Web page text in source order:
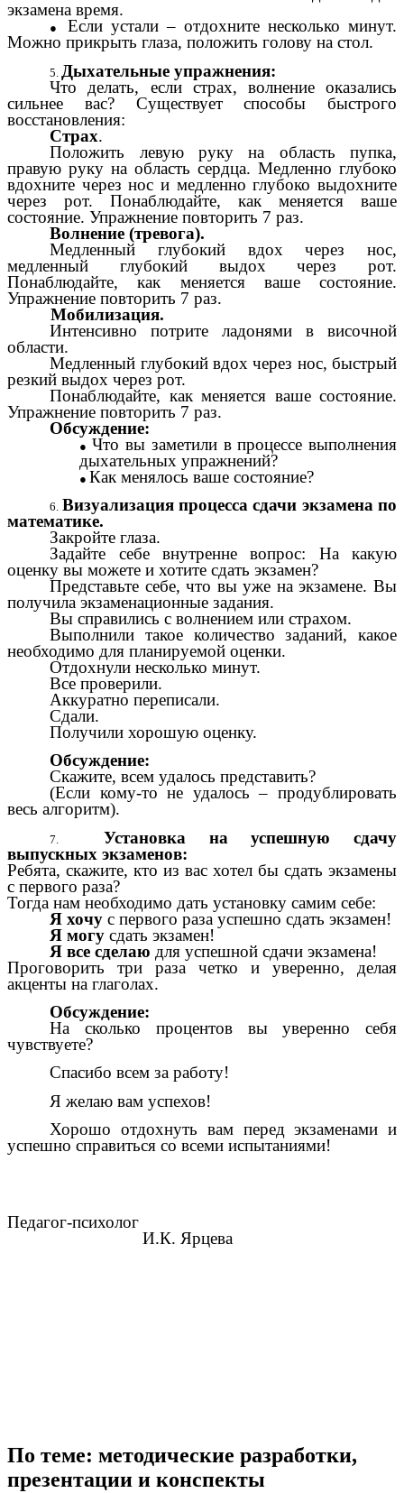
экзамена время.
Если устали – отдохните несколько минут.
Можно прикрыть глаза, положить голову на стол.
Дыхательные упражнения:
Что делать, если страх, волнение оказались
сильнее вас? Существует способы быстрого
восстановления:
Страх.
Положить левую руку на область пупка,
правую руку на область сердца. Медленно глубоко
вдохните через нос и медленно глубоко выдохните
через рот. Понаблюдайте, как меняется ваше
состояние. Упражнение повторить 7 раз.
Волнение (тревога).
Медленный глубокий вдох через нос,
медленный глубокий выдох через рот.
Понаблюдайте, как меняется ваше состояние.
Упражнение повторить 7 раз.
Мобилизация.
Интенсивно потрите ладонями в височной
области.
Медленный глубокий вдох через нос, быстрый
резкий выдох через рот.
Понаблюдайте, как меняется ваше состояние.
Упражнение повторить 7 раз.
Обсуждение:
Что вы заметили в процессе выполнения
дыхательных упражнений?
Как менялось ваше состояние?
Визуализация процесса сдачи экзамена по
математике.
Закройте глаза.
Задайте себе внутренне вопрос: На какую
оценку вы можете и хотите сдать экзамен?
Представьте себе, что вы уже на экзамене. Вы
получила экзаменационные задания.
Вы справились с волнением или страхом.
Выполнили такое количество заданий, какое
необходимо для планируемой оценки.
Отдохнули несколько минут.
Все проверили.
Аккуратно переписали.
Сдали.
Получили хорошую оценку.
Обсуждение:
Скажите, всем удалось представить?
(Если кому-то не удалось – продублировать
весь алгоритм).
Установка на успешную сдачу
выпускных экзаменов:
Ребята, скажите, кто из вас хотел бы сдать экзамены
с первого раза?
Тогда нам необходимо дать установку самим себе:
Я хочу с первого раза успешно сдать экзамен!
Я могу сдать экзамен!
Я все сделаю для успешной сдачи экзамена!
Проговорить три раза четко и уверенно, делая
акценты на глаголах.
Обсуждение:
На сколько процентов вы уверенно себя
чувствуете?
Спасибо всем за работу!
Я желаю вам успехов!
Хорошо отдохнуть вам перед экзаменами и
успешно справиться со всеми испытаниями!
Педагог-психолог
И.К. Ярцева
По теме: методические разработки,
презентации и конспекты